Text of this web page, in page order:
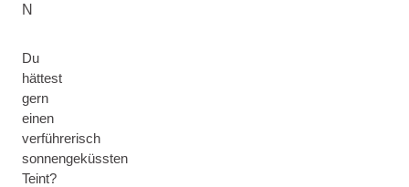
N
Du
hättest
gern
einen
verführerisch
sonnengeküssten
Teint?